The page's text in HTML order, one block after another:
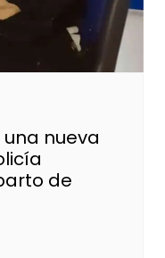
nueva
de